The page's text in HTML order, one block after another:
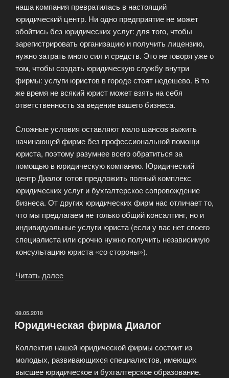
наша компания превратилась в настоящий
юридический центр. Ни одно предприятие не может
обойтись без юридических услуг: для того, чтобы
зарегистрировать организацию и получить лицензию,
нужно затрать много сил и средств. Это не говоря уже о
том, чтобы создать юридическую службу внутри
фирмы: услуги юристов в городе стоят недешево. В то
же время не всякий юрист может взять на себя
ответственность за ведение вашего бизнеса.
Сложные условия оставляют мало шансов выжить
начинающей фирме без профессиональной помощи
юриста, поэтому разумнее всего обратиться за
помощью в юридическую компанию. Юридический
центр Диалог готов предложить полный комплекс
юридических услуг и бухгалтерское сопровождение
бизнеса. От других юридических фирм нас отличает то,
что мы предлагаем не только общий консалтинг, но и
индивидуальные услуги юриста (если у вас нет своего
специалиста или срочно нужно получить независимую
консультацию юриста «со стороны»).
Читать далее
ОПУБЛИКОВАНО
09.05.2018
Юридическая фирма Диалог
Коллектив нашей юридической фирмы состоит из
молодых, развивающихся специалистов, имеющих
высшее юридическое и бухгалтерское образование.